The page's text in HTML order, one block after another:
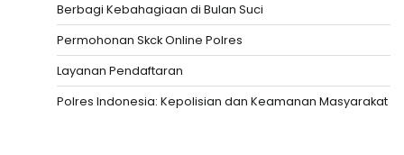
Berbagi Kebahagiaan di Bulan Suci
Permohonan Skck Online Polres
Layanan Pendaftaran
Polres Indonesia: Kepolisian dan Keamanan Masyarakat